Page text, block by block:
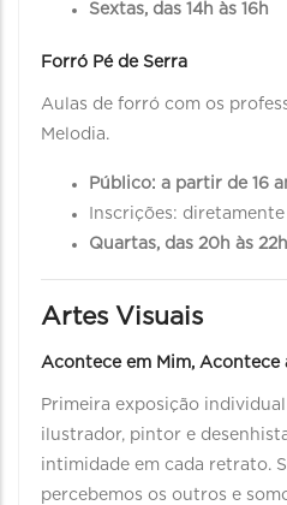
Sextas, das 14h às 16h
Forró Pé de Serra
Aulas de forró com os
Melodia.
Público: a partir de 16
Inscrições:
Quartas, das 20h às 22h
Artes Visuais
Acontece em Mim, Acontece
Primeira exposição
ilustrador, pintor e
intimidade em cada retrato.
percebemos os outros e